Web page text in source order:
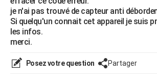
BONS PLANS
CARTE DE VOEUX
Carte de Noël
Carte Bonne année
Carte Saint-Valentin
Carte Pâques
Carte d'anniversaire
DICTIONNAIRE
Dictionnaire
Biographies
Citations
Expressions
Proverbes
PROGRAMME TV
je n'ai pas trouvé de capteur anti
Si quelqu'un connait cet appareil je suis
les infos.
merci.
Posez votre question Partager